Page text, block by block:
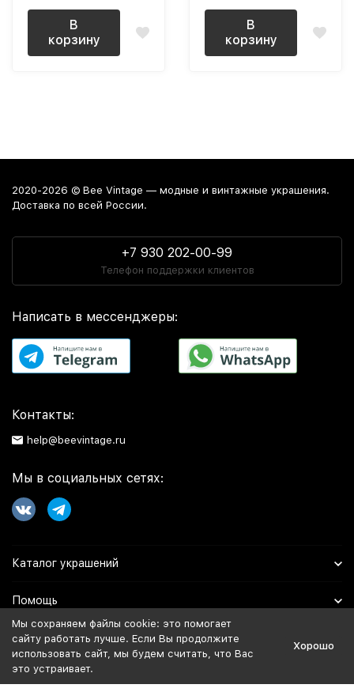
В
корзину
В
корзину
2020-2026 © Bee Vintage — модные и винтажные украшения.
Доставка по всей России.
+7 930 202-00-99
Телефон поддержки клиентов
Написать в мессенджеры:
Контакты:
help@beevintage.ru
Мы в социальных сетях:
Каталог украшений
Помощь
Информация
Политика персональных данных
Мы сохраняем файлы cookie: это помогает
сайту работать лучше. Если Вы продолжите
использовать сайт, мы будем считать, что Вас
это устраивает.
Хорошо